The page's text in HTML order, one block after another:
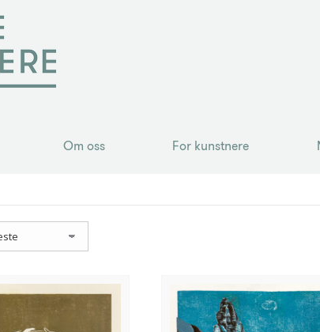
Om oss For kunstnere